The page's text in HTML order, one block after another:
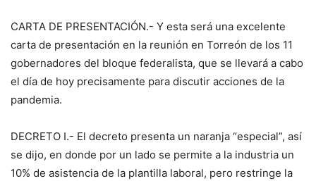
CARTA DE PRESENTACIÓN.- Y esta será una excelente
carta de presentación en la reunión en Torreón de los 11
gobernadores del bloque federalista, que se llevará a cabo
el día de hoy precisamente para discutir acciones de la
pandemia.
DECRETO I.- El decreto presenta un naranja “especial”, así
se dijo, en donde por un lado se permite a la industria un
10% de asistencia de la plantilla laboral, pero restringe la